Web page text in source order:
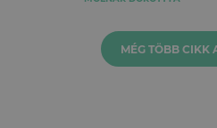
MÉG TÖBB CIKK